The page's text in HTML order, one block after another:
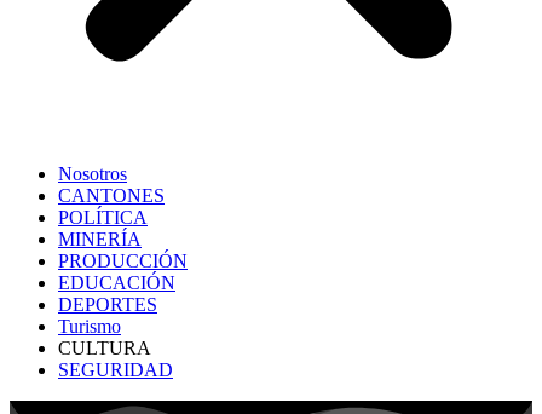
Nosotros
CANTONES
POLÍTICA
MINERÍA
PRODUCCIÓN
EDUCACIÓN
DEPORTES
Turismo
CULTURA
SEGURIDAD